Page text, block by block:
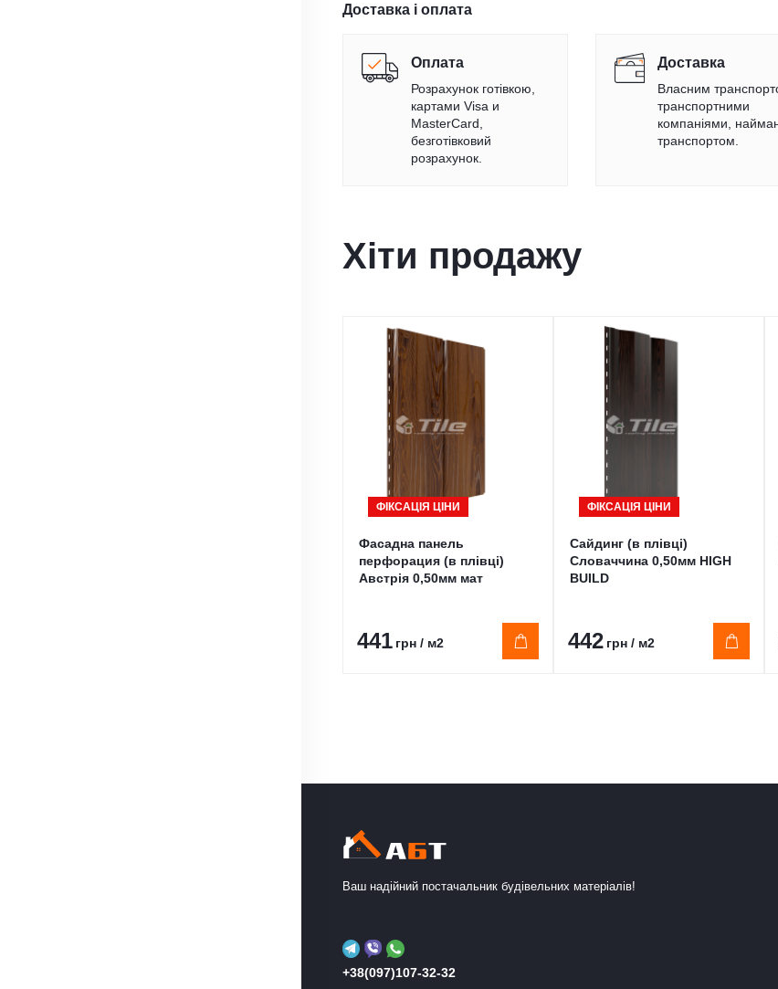
Доставка і оплата
Оплата
Розрахунок готівкою,
картами Visa и
MasterCard,
безготівковий
розрахунок.
Доставка
Власним
транспортними
компаніями,
транспортом.
Хіти продажу
ФІКСАЦІЯ ЦІНИ
Фасадна панель
перфорация (в плівці)
Австрія 0,50мм мат
441 грн / м2
ФІКСАЦІЯ ЦІНИ
Сайдинг (в плівці)
Словаччина 0,50мм HIGH
BUILD
442 грн / м2
Ваш надійний постачальник будівельних матеріалів!
+38(097)107-32-32